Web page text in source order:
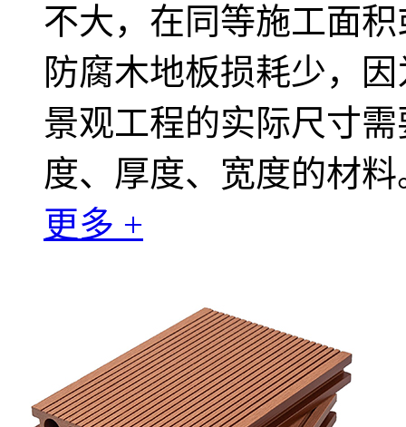
不大，在同等施工面
防腐木地板损耗少，
景观工程的实际尺寸
度、厚度、宽度的材料
更多 +